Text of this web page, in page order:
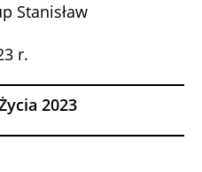
Stanisław
r.
2023